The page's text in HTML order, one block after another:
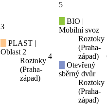
3
PLAST |
Oblast 2
Roztoky
(Praha-
západ)
4
5
BIO |
Mobilní svoz
Roztoky
(Praha-
západ)
Otevřený
sběrný dvůr
Roztoky
(Praha-
západ)